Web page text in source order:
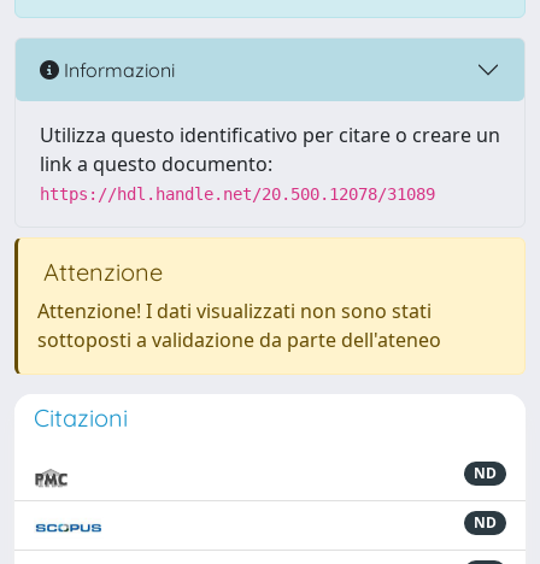
Informazioni
Utilizza questo identificativo per citare o creare un
link a questo documento:
https://hdl.handle.net/20.500.12078/31089
Attenzione
Attenzione! I dati visualizzati non sono stati
sottoposti a validazione da parte dell'ateneo
Citazioni
ND
ND